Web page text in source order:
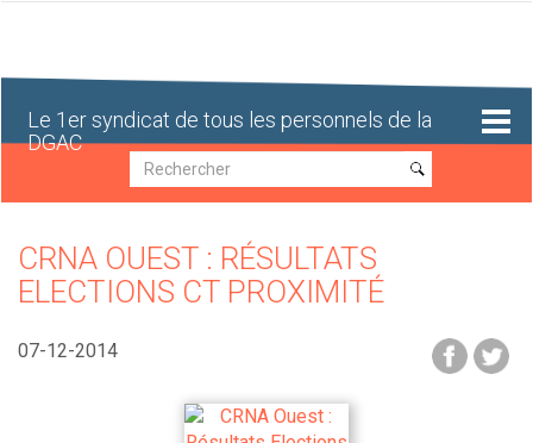
Le 1er syndicat de tous les personnels de la
DGAC
Recherche
Recherche
CRNA OUEST : RÉSULTATS
ELECTIONS CT PROXIMITÉ
07-12-2014